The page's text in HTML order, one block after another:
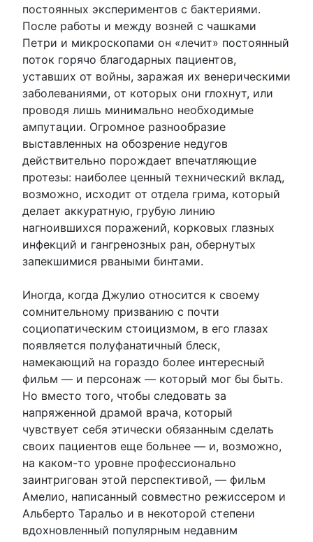
постоянных экспериментов с бактериями.
После работы и между возней с чашками
Петри и микроскопами он «лечит» постоянный
поток горячо благодарных пациентов,
уставших от войны, заражая их венерическими
заболеваниями, от которых они глохнут, или
проводя лишь минимально необходимые
ампутации. Огромное разнообразие
выставленных на обозрение недугов
действительно порождает впечатляющие
протезы: наиболее ценный технический вклад,
возможно, исходит от отдела грима, который
делает аккуратную, грубую линию
нагноившихся поражений, корковых глазных
инфекций и гангренозных ран, обернутых
запекшимися рваными бинтами.
Иногда, когда Джулио относится к своему
сомнительному призванию с почти
социопатическим стоицизмом, в его глазах
появляется полуфанатичный блеск,
намекающий на гораздо более интересный
фильм — и персонаж — который мог бы быть.
Но вместо того, чтобы следовать за
напряженной драмой врача, который
чувствует себя этически обязанным сделать
своих пациентов еще больнее — и, возможно,
на каком-то уровне профессионально
заинтригован этой перспективой, — фильм
Амелио, написанный совместно режиссером и
Альберто Таральо и в некоторой степени
вдохновленный популярным недавним